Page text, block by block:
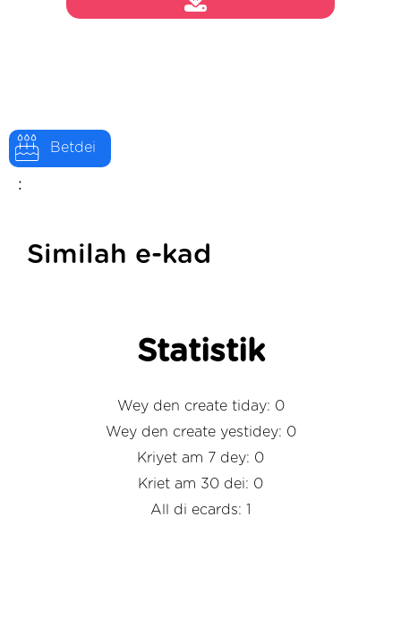
Betdei
:
Similah e-kad
Statistik
Wey den create tiday: 0
Wey den create yestidey: 0
Kriyet am 7 dey: 0
Kriet am 30 dei: 0
All di ecards: 1